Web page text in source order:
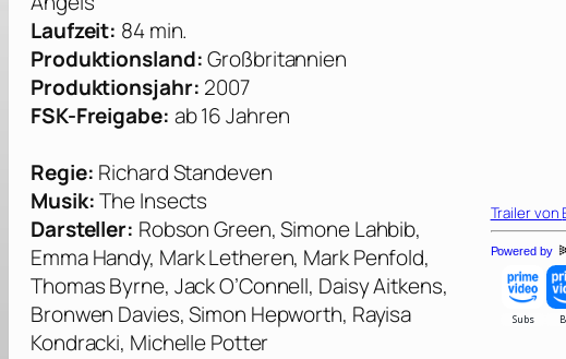
Trailer von
Powered by
Laufzeit: 84 min.
Produktionsland:Großbritannien
Produktionsjahr: 2007
FSK-Freigabe: ab 16 Jahren
Regie: Richard Standeven
Musik:The Insects
Darsteller: Robson Green, Simone Lahbib,
Emma Handy, Mark Letheren, Mark Penfold,
Thomas Byrne, Jack O’Connell, Daisy Aitkens,
Bronwen Davies, Simon Hepworth, Rayisa
Kondracki, Michelle Potter